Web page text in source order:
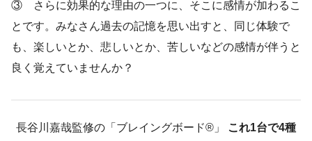
③ さらに効果的な理由の一つに、そこに感情が加わるこ
とです。みなさん過去の記憶を思い出すと、同じ体験で
も、楽しいとか、悲しいとか、苦しいなどの感情が伴うと
良く覚えていませんか？
長谷川嘉哉監修の「ブレイングボード®︎」
これ1台で4種